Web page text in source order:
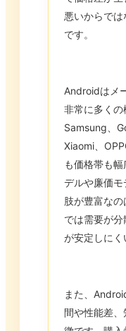
悪いからで
です。
Androidはメ
非常に多くの
Samsung、
Xiaomi、
も価格帯も
デルや廉価
肢が豊富な
では需要が
が安定しにく
また、
間や性能差